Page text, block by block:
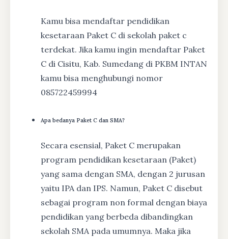
Kamu bisa mendaftar pendidikan
kesetaraan Paket C di sekolah paket c
terdekat. Jika kamu ingin mendaftar Paket
C di Cisitu, Kab. Sumedang di PKBM INTAN
kamu bisa menghubungi nomor
085722459994
Apa bedanya Paket C dan SMA?
Secara esensial, Paket C merupakan
program pendidikan kesetaraan (Paket)
yang sama dengan SMA, dengan 2 jurusan
yaitu IPA dan IPS. Namun, Paket C disebut
sebagai program non formal dengan biaya
pendidikan yang berbeda dibandingkan
sekolah SMA pada umumnya. Maka jika